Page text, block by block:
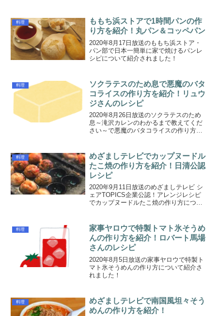
料理
ももち浜ストアで1時間パンの作
り方を紹介！丸パン＆コッペパン
2020年8月17日放送のももち浜ストア・
パン部で日本一簡単に家で焼けるパンレ
シピについて紹介されました！
料理
ソクラテスのため息で悪魔のバタ
コライスの作り方を紹介！リュウ
ジさんのレシピ
2020年8月26日放送のソクラテスのため
息～滝沢カレンのわかるまで教えてくだ
さい～で悪魔のバタコライスの作り方に
料理
めざましテレビでカップヌードル
たこ焼の作り方を紹介！日清公認
レシピ
2020年9月11日放送のめざましテレビ シ
ェアTOPICS企業公認！アレンジレシピ
でカップヌードルたこ焼の作り方につい
料理
家事ヤロウで特製トマト氷そうめ
んの作り方を紹介！ロバート馬場
さんのレシピ
2020年8月5日放送の家事ヤロウで特製ト
マト氷そうめんの作り方について紹介さ
れました！
料理
めざましテレビで南国風坦々そう
めんの作り方を紹介！